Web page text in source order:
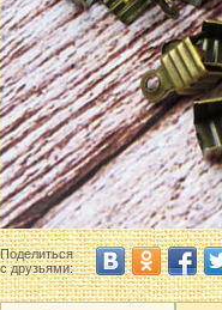
Поделиться
с друзьями: